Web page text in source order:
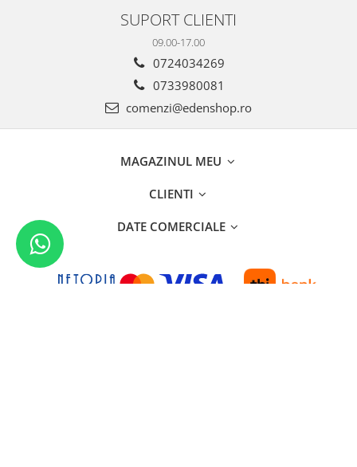
SUPORT CLIENTI
09.00-17.00
0724034269
0733980081
comenzi@edenshop.ro
MAGAZINUL MEU
CLIENTI
DATE COMERCIALE